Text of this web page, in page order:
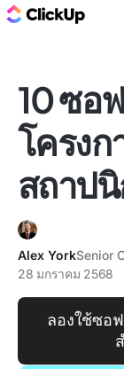
10 ซอ
โครง
สถาป
Alex YorkSenior
28 มกราคม 2568
ลองใช้ซอ